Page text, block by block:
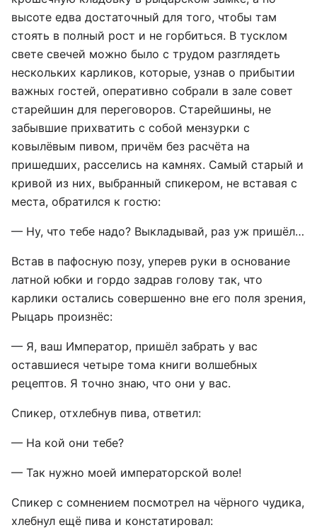
высоте едва достаточный для того, чтобы там
стоять в полный рост и не горбиться. В тусклом
свете свечей можно было с трудом разглядеть
нескольких карликов, которые, узнав о прибытии
важных гостей, оперативно собрали в зале совет
старейшин для переговоров. Старейшины, не
забывшие прихватить с собой мензурки с
ковылёвым пивом, причём без расчёта на
пришедших, расселись на камнях. Самый старый и
кривой из них, выбранный спикером, не вставая с
места, обратился к гостю:
— Ну, что тебе надо? Выкладывай, раз уж пришёл…
Встав в пафосную позу, уперев руки в основание
латной юбки и гордо задрав голову так, что
карлики остались совершенно вне его поля зрения,
Рыцарь произнёс:
— Я, ваш Император, пришёл забрать у вас
оставшиеся четыре тома книги волшебных
рецептов. Я точно знаю, что они у вас.
Спикер, отхлебнув пива, ответил:
— На кой они тебе?
— Так нужно моей императорской воле!
Спикер с сомнением посмотрел на чёрного чудика,
хлебнул ещё пива и констатировал: